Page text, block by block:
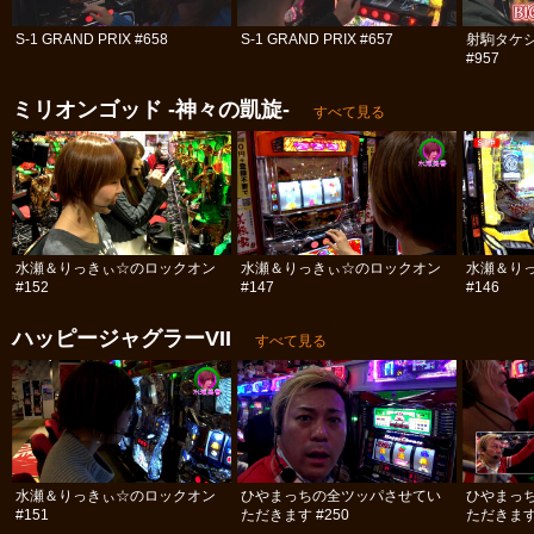
S-1 GRAND PRIX #658 S-1 GRAND PRIX #657
射駒タケ
#957
ミリオンゴッド -神々の凱旋- すべて見る
水瀬＆りっきぃ☆のロックオン
#152
水瀬＆りっきぃ☆のロックオン
#147
水瀬＆り
#146
ハッピージャグラーVII すべて見る
水瀬＆りっきぃ☆のロックオン
#151
ひやまっちの全ツッパさせてい
ただきます #250
ひやまっ
ただきま